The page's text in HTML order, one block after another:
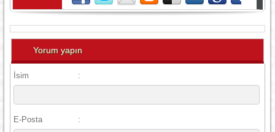
Yorum yapın
İsim :
E-Posta :